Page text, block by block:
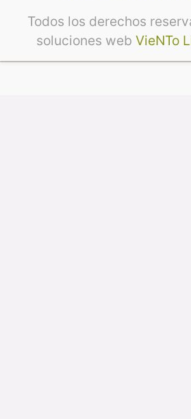
Todos los derechos
soluciones web VieNTo